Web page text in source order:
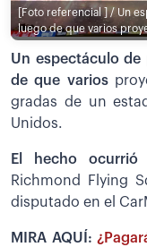
[Foto referencial ] / Un
luego de que varios
Un espectáculo
de que varios
gradas de un
Unidos.
El hecho
Richmond Flying
disputado en el
MIRA AQUÍ: